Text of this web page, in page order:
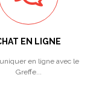
EN LIGNE
en ligne avec le
Greffe...